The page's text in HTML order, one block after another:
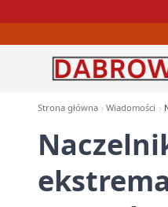
Strona główna Wiadomości